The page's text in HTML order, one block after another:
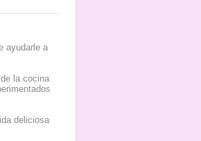
ayudarle a
la cocina
deliciosa